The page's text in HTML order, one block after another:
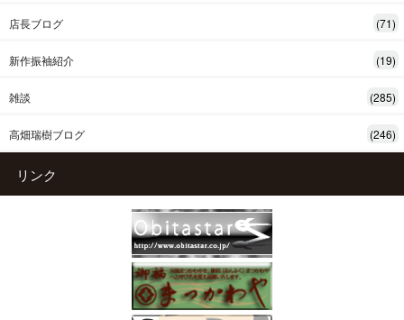
店長ブログ (71)
新作振袖紹介 (19)
雑談 (285)
高畑瑞樹ブログ (246)
リンク